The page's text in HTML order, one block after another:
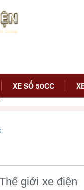
XE SỐ 50CC
giới xe điện